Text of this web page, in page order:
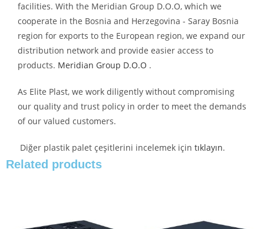
facilities. With the Meridian Group D.O.O, which we
cooperate in the Bosnia and Herzegovina - Saray Bosnia
region for exports to the European region, we expand our
distribution network and provide easier access to
products. Meridian Group D.O.O .
As Elite Plast, we work diligently without compromising
our quality and trust policy in order to meet the demands
of our valued customers.
Diğer plastik palet çeşitlerini incelemek için tıklayın.
Related products